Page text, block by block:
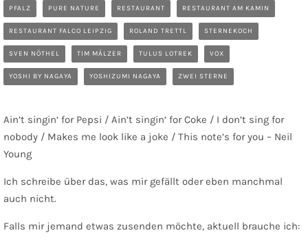
PFALZ PURE NATURE RESTAURANT RESTAURANT AM KAMIN
RESTAURANT FALCO LEIPZIG ROLAND TRETTL STERNEKOCH
SVEN NÖTHEL TIM MÄLZER TULUS LOTREK VOX
YOSHI BY NAGAYA YOSHIZUMI NAGAYA ZWEI STERNE
Ain’t singin‘ for Pepsi / Ain’t singin‘ for Coke / I don’t sing for
nobody / Makes me look like a joke / This note’s for you – Neil
Young
Ich schreibe über das, was mir gefällt oder eben manchmal
auch nicht.
Falls mir jemand etwas zusenden möchte, aktuell brauche ich: